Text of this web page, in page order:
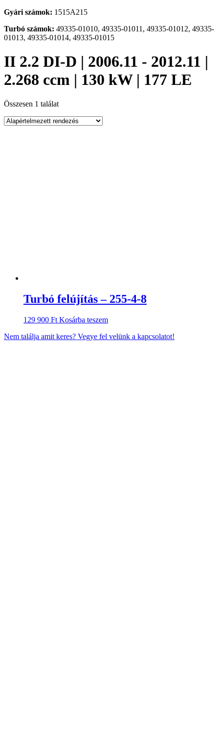
Gyári számok: 1515A215
Turbó számok: 49335-01010, 49335-01011, 49335-01012, 49335-
01013, 49335-01014, 49335-01015
II 2.2 DI-D | 2006.11 - 2012.11 |
2.268 ccm | 130 kW | 177 LE
Összesen 1 találat
Turbó felújítás – 255-4-8
129 900 Ft Kosárba teszem
Nem találja amit keres? Vegye fel velünk a kapcsolatot!